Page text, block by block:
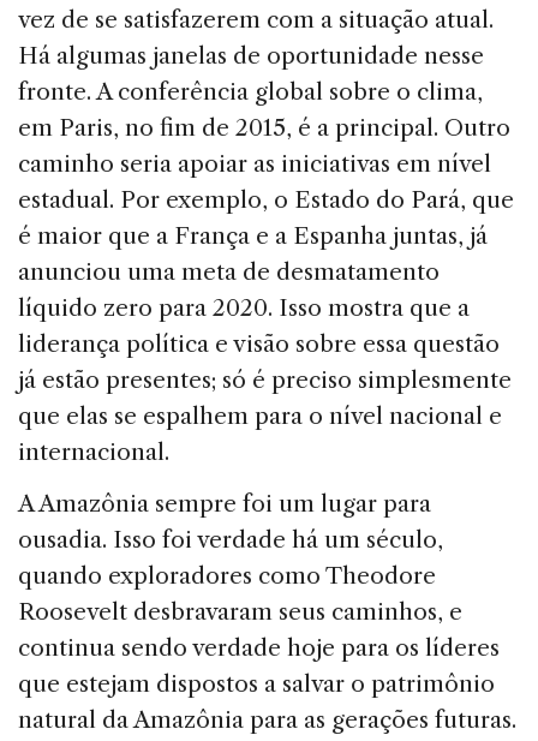
vez de se sa­tisfazerem com a situação atual.
Há algumas janelas de oportunidade nesse
fronte. A conferência global sobre o clima,
em Paris, no fim de 2015, é a principal. Outro
ca­minho seria apoiar as iniciativas em nível
estadual. Por exemplo, o Estado do Pará, que
é maior que a França e a Espanha juntas, já
anunciou uma meta de desmatamento
líquido zero para 2020. Isso mostra que a
liderança po­lítica e visão sobre essa questão
já estão presentes; só é preciso simplesmente
que elas se espalhem para o nível nacional e
internacional.
A Amazônia sempre foi um lugar para
ousadia. Isso foi verdade há um século,
quando exploradores como The­odore
Roosevelt desbravaram seus caminhos, e
continua sendo verdade hoje para os líderes
que estejam dispostos a salvar o patrimônio
natural da Amazônia para as ge­rações futuras.